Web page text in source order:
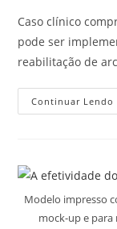
Caso clínico
pode ser
reabilitação de
Continuar Lendo
Modelo impresso
mock-up e para